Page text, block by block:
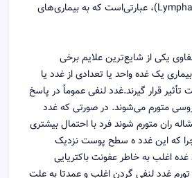
لنفادنوپاتی (Lymphadenopathy)، عبارتی‌است که به بیماری‌های
یکی از شایع‌ترین علایم برخی
یک غده واحد یا تعدادی از غدد یا
قرار گیرند.غدد لنفی عموماً در پاسخ
متورم می‌شوند. در صورتی که غدد
ران متورم شوند فرد با احتمال بیشتری
که این غدد ه سطح پوست نزدیک
اغلب به خاطر عفونت باکتریایی
غدد لنفی گردن اغلب و عمدتا به علت